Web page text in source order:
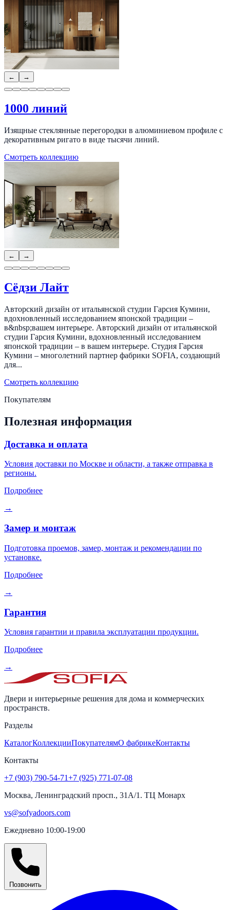
← →
1000 линий
Изящные стеклянные перегородки в алюминиевом профиле с
декоративным ригато в виде тысячи линий.
Смотреть коллекцию
← →
Сёдзи Лайт
Авторский дизайн от итальянской студии Гарсия Кумини,
вдохновленный исследованием японской традиции –
в&nbsp;вашем интерьере. Авторский дизайн от итальянской
студии Гарсия Кумини, вдохновленный исследованием
японской традиции – в вашем интерьере. Студия Гарсия
Кумини – многолетний партнер фабрики SOFIA, создающий
для...
Смотреть коллекцию
Покупателям
Полезная информация
Доставка и оплата
Условия доставки по Москве и области, а также отправка в
регионы.
Подробнее
→
Замер и монтаж
Подготовка проемов, замер, монтаж и рекомендации по
установке.
Подробнее
→
Гарантия
Условия гарантии и правила эксплуатации продукции.
Подробнее
→
Двери и интерьерные решения для дома и коммерческих
пространств.
Разделы
КаталогКоллекцииПокупателямО фабрикеКонтакты
Контакты
+7 (903) 790-54-71+7 (925) 771-07-08
Москва, Ленинградский просп., 31А/1. ТЦ Монарх
vs@sofyadoors.com
Ежедневно 10:00-19:00
Позвонить